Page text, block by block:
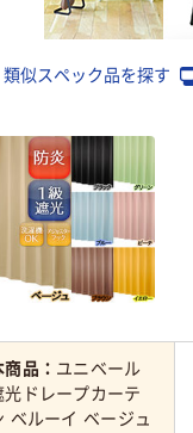
類似スペック品を探す
商品： ユニベール
光ドレープカーテ
ベルーイ ベージュ